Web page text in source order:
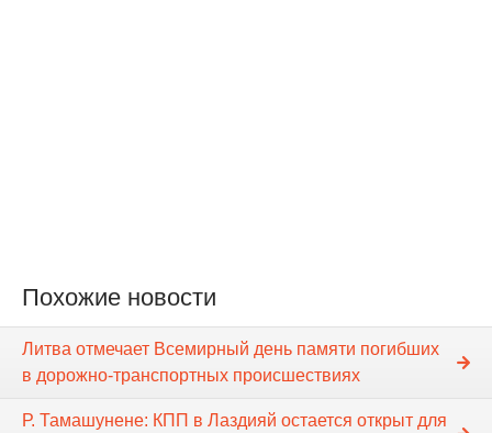
Похожие новости
Литва отмечает Всемирный день памяти погибших
в дорожно-транспортных происшествиях
Р. Тамашунене: КПП в Лаздияй остается открыт для